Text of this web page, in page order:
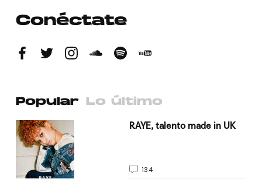
Conéctate
Popular Lo último
RAYE, talento made in UK
134